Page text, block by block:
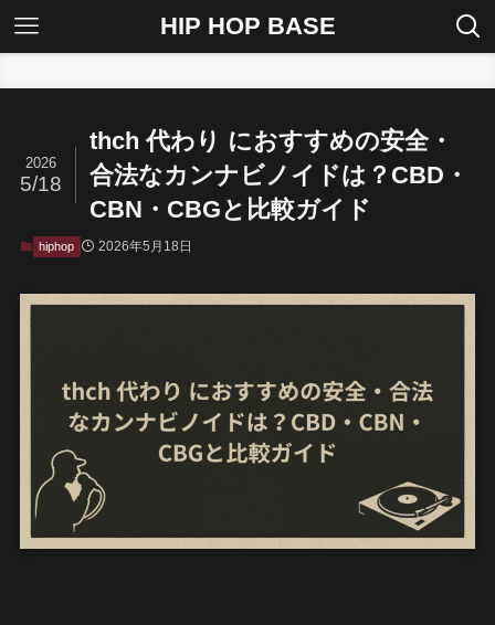
HIP HOP BASE
thch 代わり におすすめの安全・
合法なカンナビノイドは？CBD・
CBN・CBGと比較ガイド
2026
5/18
hiphop 2026年5月18日